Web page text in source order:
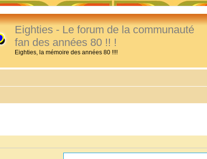
Eighties - Le forum de la communauté
fan des années 80 !! !
Eighties, la mémoire des années 80 !!!!